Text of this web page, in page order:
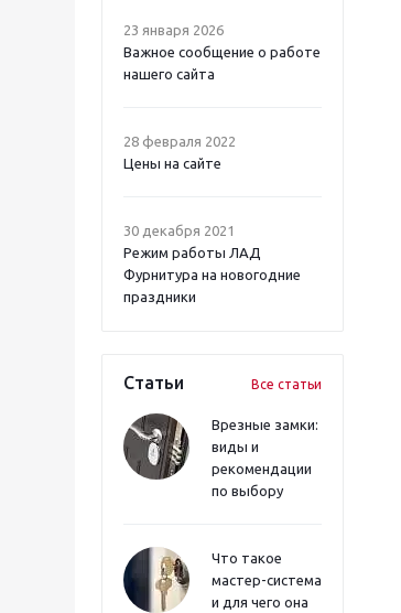
23 января 2026
Важное сообщение о работе
нашего сайта
28 февраля 2022
Цены на сайте
30 декабря 2021
Режим работы ЛАД
Фурнитура на новогодние
праздники
Статьи Все статьи
Врезные замки:
виды и
рекомендации
по выбору
Что такое
мастер-система
и для чего она